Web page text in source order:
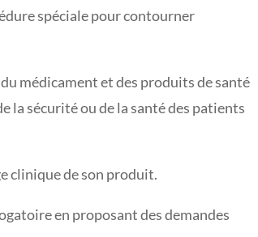
spéciale pour contourner
médicament et des produits de santé
la sécurité ou de la santé des patients
clinique de son produit.
en proposant des demandes